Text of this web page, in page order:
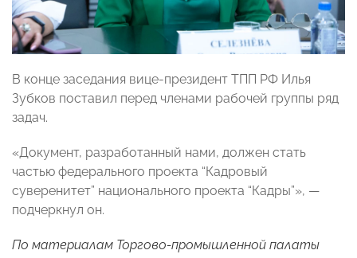
В конце заседания вице-президент ТПП РФ Илья
Зубков поставил перед членами рабочей группы ряд
задач.
«Документ, разработанный нами, должен стать
частью федерального проекта “Кадровый
суверенитет” национального проекта “Кадры”», —
подчеркнул он.
По материалам Торгово-промышленной палаты